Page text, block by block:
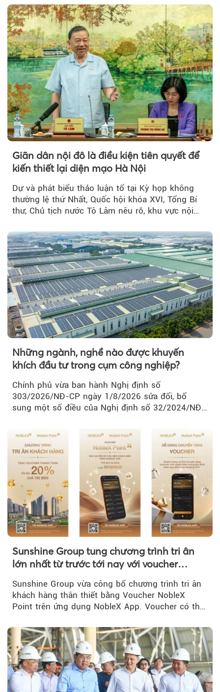
Giãn dân nội đô là điều kiện tiên quyết để
kiến thiết lại diện mạo Hà Nội
Dự và phát biểu thảo luận tổ tại Kỳ họp không
thường lệ thứ Nhất, Quốc hội khóa XVI, Tổng Bí
thư, Chủ tịch nước Tô Lâm nêu rõ, khu vực nội
Những ngành, nghề nào được khuyến
khích đầu tư trong cụm công nghiệp?
Chính phủ vừa ban hành Nghị định số
303/2026/NĐ-CP ngày 1/8/2026 sửa đổi, bổ
sung một số điều của Nghị định số 32/2024/NĐ-
Sunshine Group tung chương trình tri ân
lớn nhất từ trước tới nay với voucher
NobleX Point cho khách hàng thân thiết
Sunshine Group vừa công bố chương trình tri ân
khách hàng thân thiết bằng Voucher NobleX
Point trên ứng dụng NobleX App. Voucher có thể